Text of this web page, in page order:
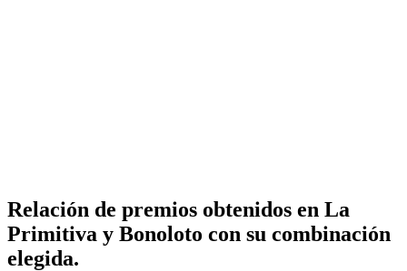
Relación de premios obtenidos en La
Primitiva y Bonoloto con su combinación
elegida.